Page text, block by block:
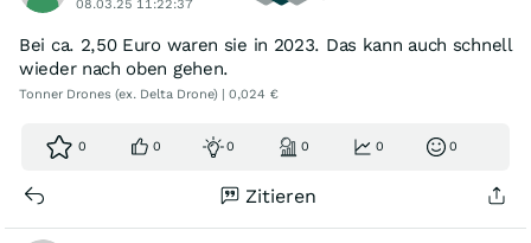
08.03.25 11:22:37
Bei ca. 2,50 Euro waren sie in 2023. Das kann auch schnell
wieder nach oben gehen.
Tonner Drones (ex. Delta Drone) | 0,024 €
0 0 0 0 0 0
Zitieren